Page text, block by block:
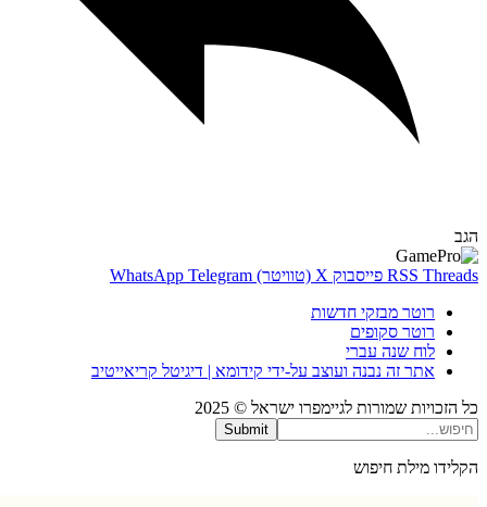
RSS פייסבוק X (טוויטר) WhatsApp Telegram
רוטר מבזקי חדשות
רוטר סקופים
לוח שנה עברי
אתר זה נבנה ועוצב על-ידי קידומא | דיגיטל קריאייטיב
שמורות לגיימפרו ישראל © 2025
Submit
מילת חיפוש